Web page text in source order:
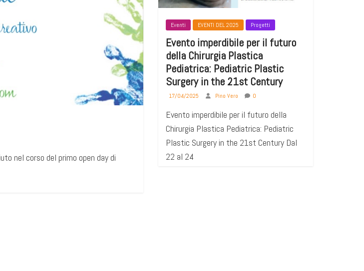
nel corso del primo open day di
Eventi EVENTI DEL 2025 Progetti
Evento imperdibile per il futuro
della Chirurgia Plastica
Pediatrica: Pediatric Plastic
Surgery in the 21st Century
17/04/2025 Pino Vero 0
Evento imperdibile per il futuro della
Chirurgia Plastica Pediatrica: Pediatric
Plastic Surgery in the 21st Century Dal
22 al 24